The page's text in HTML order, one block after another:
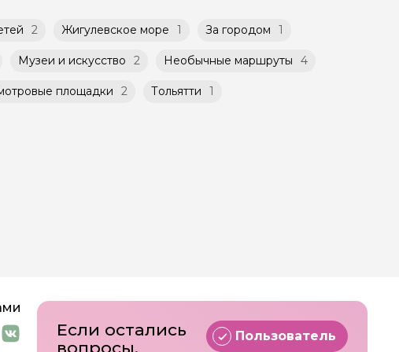
2 Жигулевское море 1 За городом 1
Музеи и искусство 2 Необычные маршруты 4
площадки 2 Тольятти 1
Если остались
вопросы,
Пользователь